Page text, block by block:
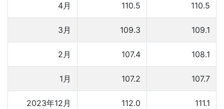
4月 110.5 110.5
3月 109.3 109.1
2月 107.4 108.1
1月 107.2 107.7
2023年12月 112.0 111.1